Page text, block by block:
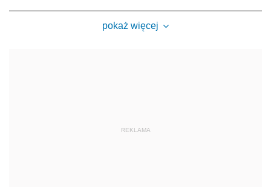
pokaż więcej
REKLAMA